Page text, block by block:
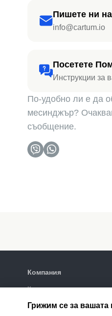
Пишете ни
info@cartum.io
Посетете
Инструкции за
По-удобно ли е да
месинджър?
съобщение.
Компания
Клиенти
Политика за поверителност
Грижим се за вашата